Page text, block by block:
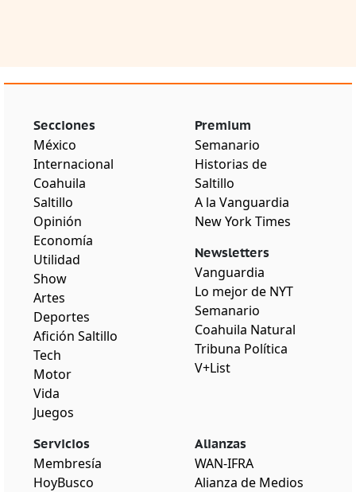
Secciones
México
Internacional
Coahuila
Saltillo
Opinión
Economía
Utilidad
Show
Artes
Deportes
Afición Saltillo
Tech
Motor
Vida
Juegos
Premium
Semanario
Historias de
Saltillo
A la Vanguardia
New York Times
Newsletters
Vanguardia
Lo mejor de NYT
Semanario
Coahuila Natural
Tribuna Política
V+List
Servicios
Membresía
HoyBusco
Alianzas
WAN-IFRA
Alianza de Medios